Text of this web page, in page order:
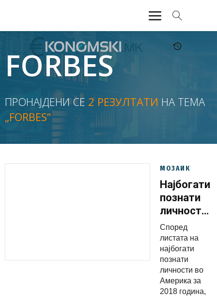
АКТУЕЛНО
ЕКОНОМИЈА
ФИНАНСИИ
БАНКАРСТВО
ЖИВОТ
FORBES
ПРОНАЈДЕНИ СЕ 2 РЕЗУЛТАТИ НА ТЕМА
„FORBES“
МОЗАИК
Најбогати
познати
личности
во
Америка
за 2018
година ја
објави
Според
листата на
најбогати
познати
личности во
Америка за
2018 година,